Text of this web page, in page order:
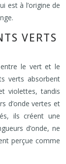
est à l’origine de
VERTS
entre le vert et le
verts absorbent
violettes, tandis
d’onde vertes et
ils créent une
d’onde, ne
perçue comme